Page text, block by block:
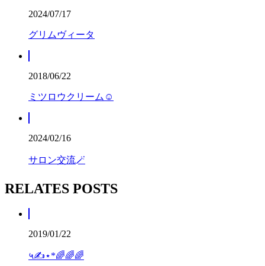
2024/07/17
グリムヴィータ
2018/06/22
ミツロウクリーム☺
2024/02/16
サロン交流🪄
RELATES POSTS
2019/01/22
५✍⋆*🌈🌈🌈